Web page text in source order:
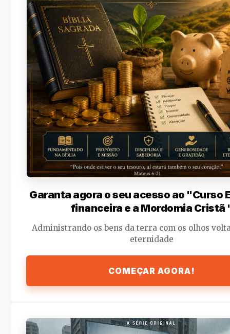
Garanta agora o seu acesso ao "Curso
financeira e a Mordomia Cristã
Administrando os bens da terra com os olhos
eternidade
COMEÇAR AGORA!